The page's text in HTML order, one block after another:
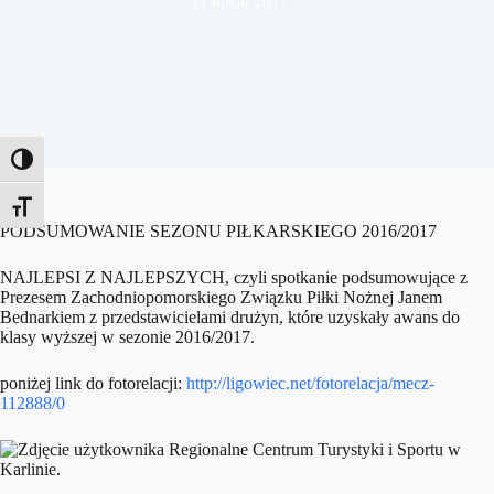
Toggle High Contrast
Toggle Font size
PODSUMOWANIE SEZONU PIŁKARSKIEGO 2016/2017
NAJLEPSI Z NAJLEPSZYCH, czyli spotkanie podsumowujące z
Prezesem Zachodniopomorskiego Związku Piłki Nożnej Janem
Bednarkiem z przedstawicielami drużyn, które uzyskały awans do
klasy wyższej w sezonie 2016/2017.
poniżej link do fotorelacji: http://ligowiec.net/fotorelacja/mecz-
112888/0